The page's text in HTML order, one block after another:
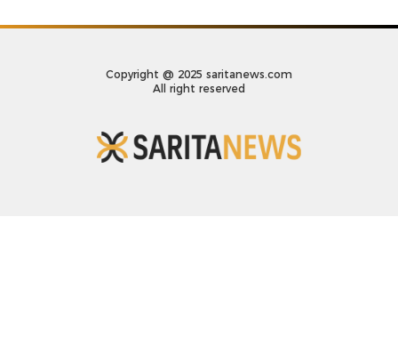
Copyright @ 2025 saritanews.com
All right reserved